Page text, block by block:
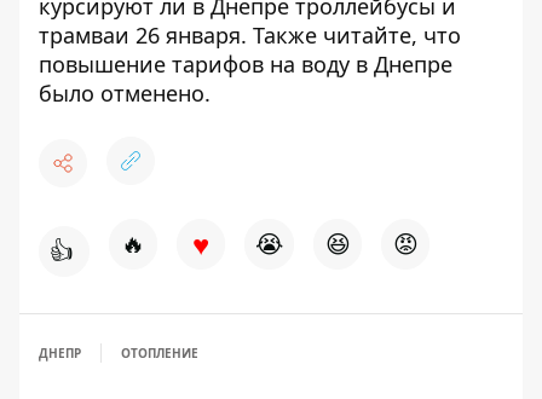
курсируют ли в Днепре троллейбусы и
трамваи 26 января. Также читайте, что
повышение тарифов на воду в Днепре
было отменено.
👍 🔥 ♥ 😭 😆 😡
ДНЕПР ОТОПЛЕНИЕ